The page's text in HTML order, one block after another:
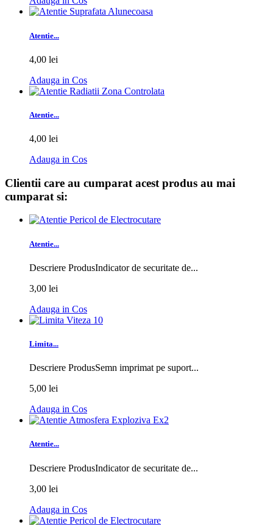
Atentie...
4,00 lei
Adauga in Cos
Atentie...
4,00 lei
Adauga in Cos
Clientii care au cumparat acest produs au mai
cumparat si:
Atentie...
Descriere ProdusIndicator de securitate de...
3,00 lei
Adauga in Cos
Limita...
Descriere ProdusSemn imprimat pe suport...
5,00 lei
Adauga in Cos
Atentie...
Descriere ProdusIndicator de securitate de...
3,00 lei
Adauga in Cos